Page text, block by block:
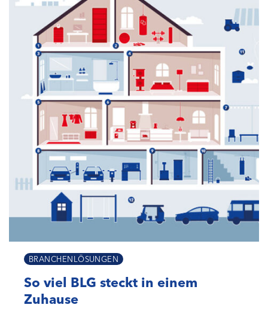
BRANCHENLÖSUNGEN
So viel BLG steckt in einem
Zuhause